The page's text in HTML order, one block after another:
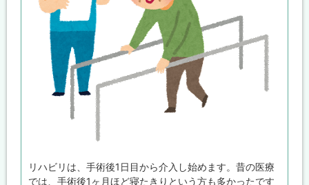
リハビリは、手術後1日目から介入し始めます。昔の医療
では、手術後1ヶ月ほど寝たきりという方も多かったです